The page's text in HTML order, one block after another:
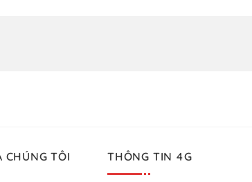
CHÚNG TÔI THÔNG TIN 4G